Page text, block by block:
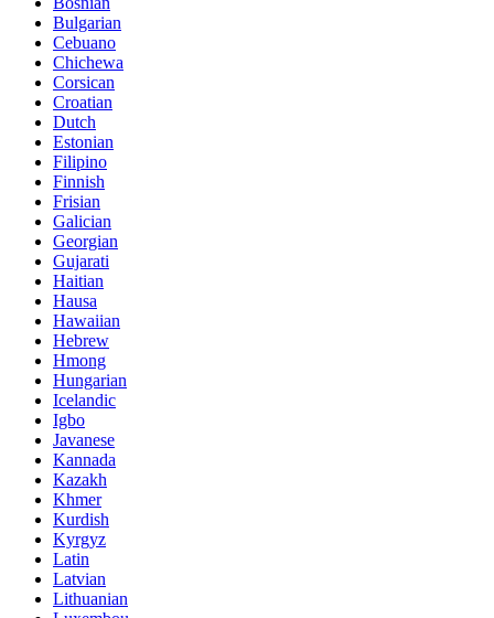
Bulgarian
Cebuano
Chichewa
Corsican
Croatian
Dutch
Estonian
Filipino
Finnish
Frisian
Galician
Georgian
Gujarati
Haitian
Hausa
Hawaiian
Hebrew
Hmong
Hungarian
Icelandic
Igbo
Javanese
Kannada
Kazakh
Khmer
Kurdish
Kyrgyz
Latin
Latvian
Lithuanian